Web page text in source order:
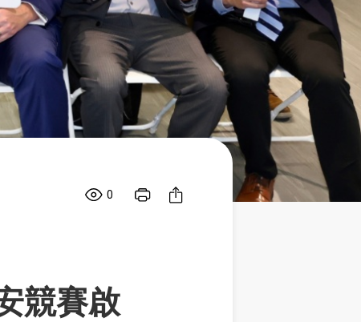
0
競賽啟